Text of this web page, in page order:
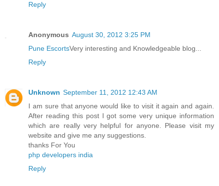
Reply
Anonymous August 30, 2012 3:25 PM
Pune EscortsVery interesting and Knowledgeable blog...
Reply
Unknown September 11, 2012 12:43 AM
I am sure that anyone would like to visit it again and again.
After reading this post I got some very unique information
which are really very helpful for anyone. Please visit my
website and give me any suggestions.
thanks For You
php developers india
Reply